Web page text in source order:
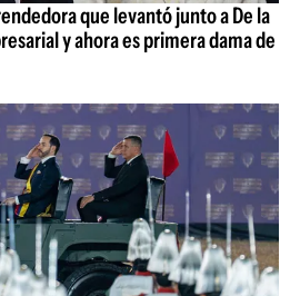
que levantó junto a De la
y ahora es primera dama de